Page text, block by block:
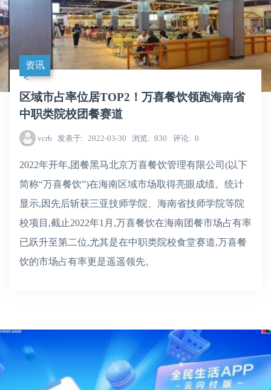
资讯
区域市占率位居TOP2！万喜餐饮领跑海南省
中职类院校团餐赛道
vcrb 发表于 2022-03-30 浏览 930 评论 0
2022年开年,团餐黑马北京万喜餐饮管理有限公司(以下
简称“万喜餐饮”)在海南区域市场取得亮眼成绩。统计
显示,因先后斩获三亚技师学院、海南省技师学院等院
校项目,截止2022年1月,万喜餐饮在海南团餐市场占有率
已跃升至第二位,尤其是在中职类院校食堂赛道,万喜餐
饮的市场占有率更是遥遥领先。